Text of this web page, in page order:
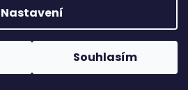
Nastavení
Souhlasím